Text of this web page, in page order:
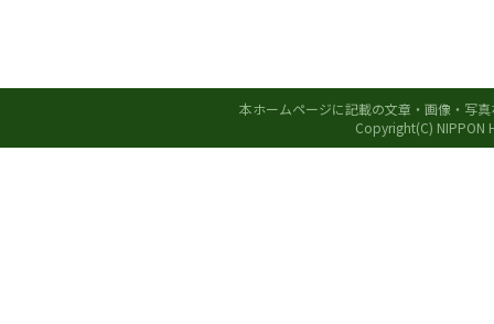
本ホームページに記載の文章・画像・写
Copyright(C) NIPPON